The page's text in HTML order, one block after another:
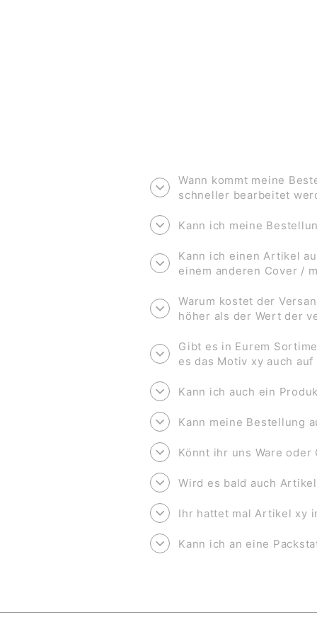
Wann kommt meine
schneller bearbeitet
Kann ich meine
Kann ich einen Artikel
einem anderen Cover /
Warum kostet der
höher als der Wert der
Gibt es in Eurem
es das Motiv xy auch
Kann ich auch ein
Kann meine Bestellung
Könnt ihr uns Ware
Wird es bald auch
Ihr hattet mal Artikel xy
Kann ich an eine